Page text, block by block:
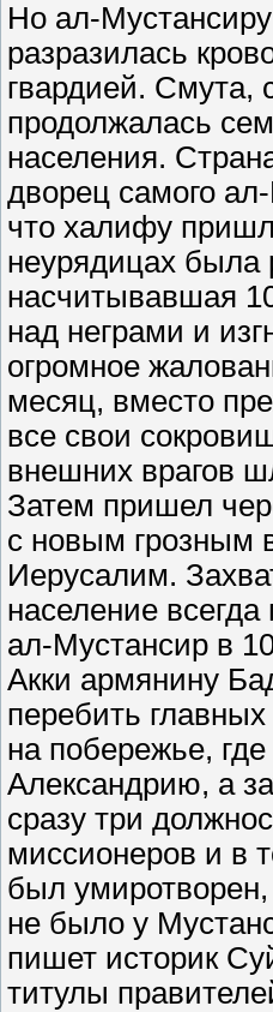
Но ал-
разразилась
гвардией.
продолжалась
населения.
дворец самого
что халифу
неурядицах была
насчитывавшая
над неграми и
огромное
месяц, вместо
все свои
внешних врагов
Затем пришел
с новым грозным
Иерусалим.
население
ал-Мустансир в
Акки армянину
перебить
на побережье,
Александрию, а
сразу три
миссионеров и в
был умиротворен,
не было у
пишет историк
титулы